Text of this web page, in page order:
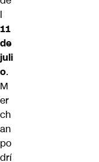
l
11
de
juli
o.
M
er
ch
an
po
drí